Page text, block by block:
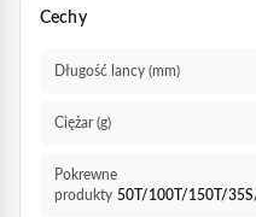
Cechy
Długość lancy (mm)
Ciężar (g)
Pokrewne
produkty 50T/100T/150T/